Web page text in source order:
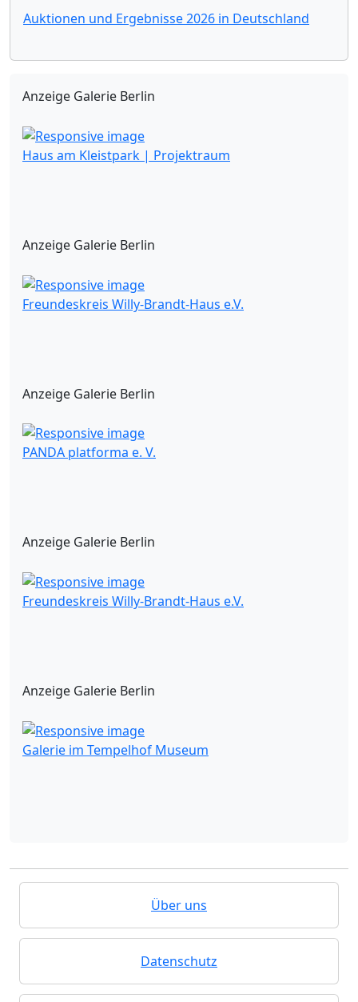
Auktionen und Ergebnisse 2026 in Deutschland
Anzeige Galerie Berlin
Haus am Kleistpark | Projektraum
Anzeige Galerie Berlin
Freundeskreis Willy-Brandt-Haus e.V.
Anzeige Galerie Berlin
PANDA platforma e. V.
Anzeige Galerie Berlin
Freundeskreis Willy-Brandt-Haus e.V.
Anzeige Galerie Berlin
Galerie im Tempelhof Museum
Über uns
Datenschutz